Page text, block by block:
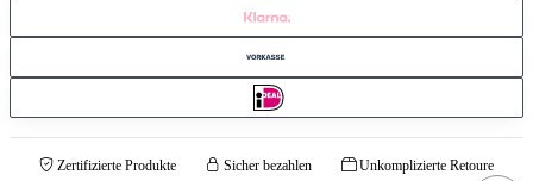
Zertifizierte Produkte Sicher bezahlen Unkomplizierte Retoure